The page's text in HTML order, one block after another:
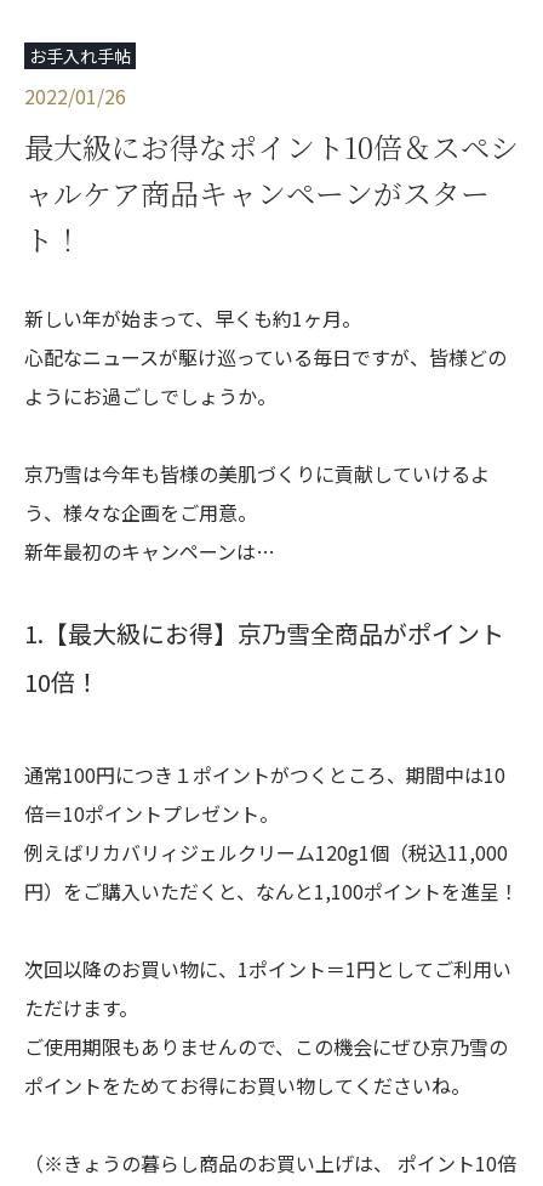
お手入れ手帖
2022/01/26
最大級にお得なポイント10倍＆スペシ
ャルケア商品キャンペーンがスター
ト！
新しい年が始まって、早くも約1ヶ月。
心配なニュースが駆け巡っている毎日ですが、皆様どの
ようにお過ごしでしょうか。
京乃雪は今年も皆様の美肌づくりに貢献していけるよ
う、様々な企画をご用意。
新年最初のキャンペーンは…
1.【最大級にお得】京乃雪全商品がポイント
10倍！
通常100円につき１ポイントがつくところ、期間中は10
倍＝10ポイントプレゼント。
例えばリカバリィジェルクリーム120g1個（税込11,000
円）をご購入いただくと、なんと1,100ポイントを進呈！
次回以降のお買い物に、1ポイント＝1円としてご利用い
ただけます。
ご使用期限もありませんので、この機会にぜひ京乃雪の
ポイントをためてお得にお買い物してくださいね。
（※きょうの暮らし商品のお買い上げは、 ポイント10倍